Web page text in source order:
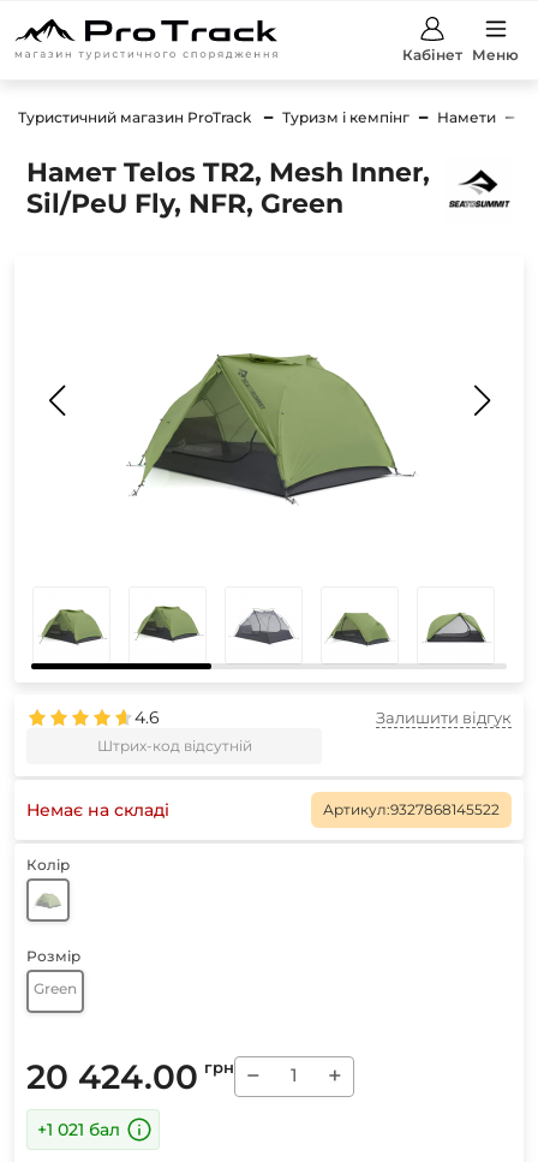
Кабінет Меню
Туристичний магазин ProTrack Туризм і кемпінг Намети
Намет Telos TR2, Mesh Inner,
Sil/PeU Fly, NFR, Green
4.6
Штрих-код відсутній
Залишити відгук
Немає на складі Артикул:9327868145522
Колір
Розмір
Green
20 424.00 грн − +
+1 021 бал